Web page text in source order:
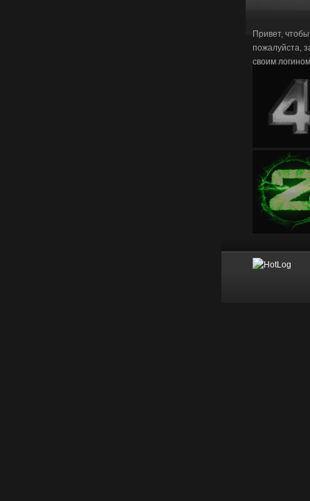
Привет,
пожалуйста,
своим логином